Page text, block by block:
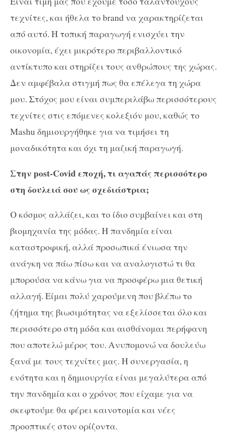
τεχνίτες, και ήθελα το brand να χαρακτηρίζεται
από αυτό. Η τοπική παραγωγή ενισχύει την
οικονομία, έχει μικρότερο περιβαλλοντικό
αντίκτυπο και στηρίζει τους ανθρώπους της χώρας.
Δεν αμφέβαλα στιγμή πως θα επέλεγα τη χώρα
μου. Στόχος μου είναι συμπεριλάβω περισσότερους
τεχνίτες στις επόμενες κολεξιόν μου, καθώς το
Mashu δημιουργήθηκε για να τιμήσει τη
μοναδικότητα και όχι τη μαζική παραγωγή.
Στην post-Covid εποχή, τι αγαπάς περισσότερο
στη δουλειά σου ως σχεδιάστρια;
Ο κόσμος αλλάζει, και το ίδιο συμβαίνει και στη
βιομηχανία της μόδας. Η πανδημία είναι
καταστροφική, αλλά προσωπικά ένιωσα την
ανάγκη να πάω πίσω και να αναλογιστώ τι θα
μπορούσα να κάνω για να προσφέρω μια θετική
αλλαγή. Είμαι πολύ χαρούμενη που βλέπω το
ζήτημα της βιωσιμότητας να εξελίσσεται όλο και
περισσότερο στη μόδα και αισθάνομαι περήφανη
που αποτελώ μέρος του. Ανυπομονώ να δουλεύω
ξανά με τους τεχνίτες μας. Η συνεργασία, η
ενότητα και η δημιουργία είναι μεγαλύτερα από
την πανδημία και ο χρόνος που είχαμε για να
σκεφτούμε θα φέρει καινοτομία και νέες
προοπτικές στον ορίζοντα.